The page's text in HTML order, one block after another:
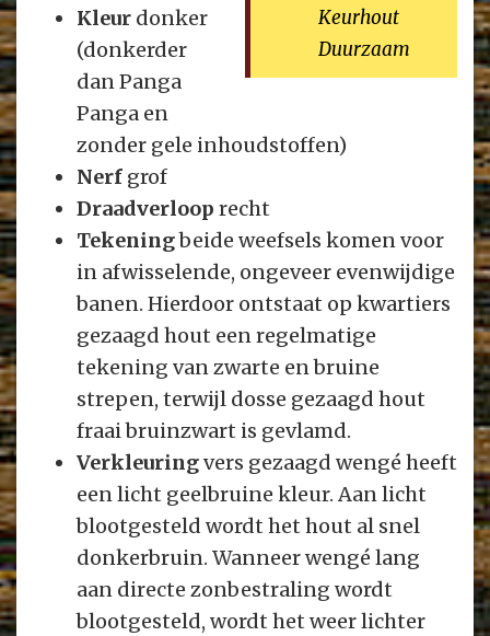
Keurhout
Duurzaam
Kleur donker
(donkerder
dan Panga
Panga en
zonder gele inhoudstoffen)
Nerf grof
Draadverloop recht
Tekeningbeide weefsels komen voor
in afwisselende, ongeveer evenwijdige
banen. Hierdoor ontstaat op kwartiers
gezaagd hout een regelmatige
tekening van zwarte en bruine
strepen, terwijl dosse gezaagd hout
fraai bruinzwart is gevlamd.
Verkleuringvers gezaagd wengé heeft
een licht geelbruine kleur. Aan licht
blootgesteld wordt het hout al snel
donkerbruin. Wanneer wengé lang
aan directe zonbestraling wordt
blootgesteld, wordt het weer lichter